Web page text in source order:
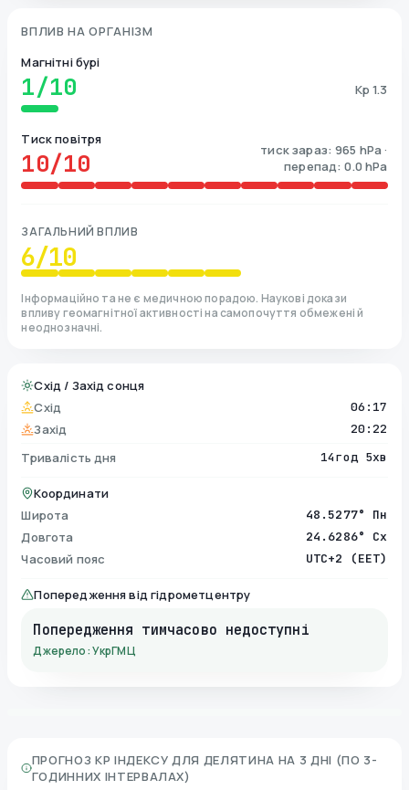
ВПЛИВ НА ОРГАНІЗМ
Магнітні бурі
1/10 Kp 1.3
Тиск повітря
10/10
тиск зараз: 965 hPa ·
перепад: 0.0 hPa
ЗАГАЛЬНИЙ ВПЛИВ
6/10
Інформаційно та не є медичною порадою. Наукові докази
впливу геомагнітної активності на самопочуття обмежені й
неоднозначні.
Схід / Захід сонця
Схід
06:17
Захід 20:22
Тривалість дня 14год 5хв
Координати
Широта
48.5277° Пн
Довгота 24.6286° Сх
Часовий пояс UTC+2 (EET)
Попередження від гідрометцентру
Попередження тимчасово недоступні
Джерело: УкрГМЦ
ПРОГНОЗ KP ІНДЕКСУ ДЛЯ ДЕЛЯТИНА НА 3 ДНІ (ПО 3-
ГОДИННИХ ІНТЕРВАЛАХ)